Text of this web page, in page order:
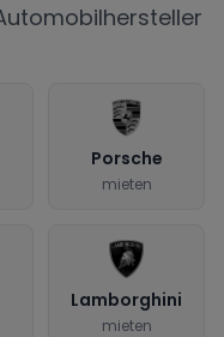
Porsche
mieten
Lamborghini
mieten